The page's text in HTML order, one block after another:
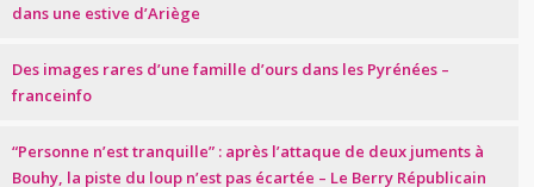
dans une estive d’Ariège
Des images rares d’une famille d’ours dans les Pyrénées –
franceinfo
“Personne n’est tranquille” : après l’attaque de deux juments à
Bouhy, la piste du loup n’est pas écartée – Le Berry Républicain